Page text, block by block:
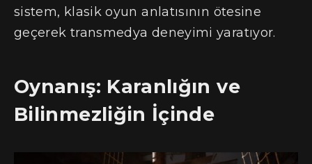
sistem, klasik oyun anlatısının ötesine
geçerek transmedya deneyimi yaratıyor.
Oynanış: Karanlığın ve
Bilinmezliğin İçinde